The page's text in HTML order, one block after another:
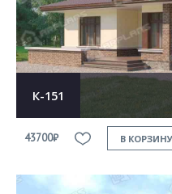
К-151
43700₽ В КОРЗИНУ